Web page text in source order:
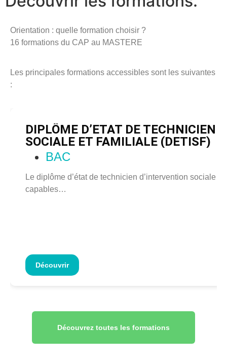
Orientation : quelle formation choisir ?
16 formations du CAP au MASTERE
Les principales formations accessibles sont les suivantes
:
DIPLÔME D’ETAT DE TECHNICIEN
SOCIALE ET FAMILIALE (DETISF)
BAC
Le diplôme d’état de technicien d’intervention sociale
capables…
Découvrir
Découvrez toutes les formations